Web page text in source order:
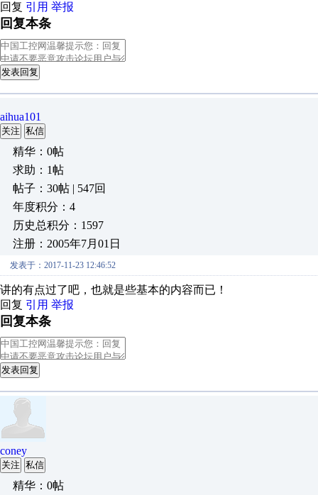
回复 引用 举报
回复本条
发表回复
aihua101
关注 私信
精华：0帖
求助：1帖
帖子：30帖 | 547回
年度积分：4
历史总积分：1597
注册：2005年7月01日
发表于：2017-11-23 12:46:52
讲的有点过了吧，也就是些基本的内容而已！
回复 引用 举报
回复本条
发表回复
coney
关注 私信
精华：0帖